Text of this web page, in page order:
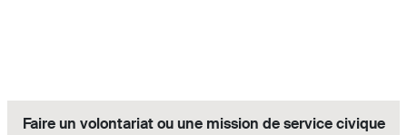
Faire un volontariat ou une mission de service civique